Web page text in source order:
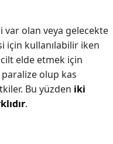
var olan veya gelecekte
için kullanılabilir iken
elde etmek için
olup kas
Bu yüzden iki
.